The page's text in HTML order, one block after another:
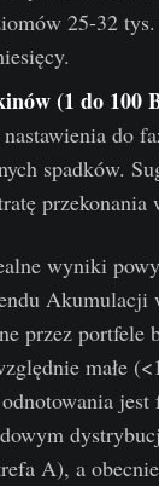
25-32
(1 do 100
do
spadków.
przekonania
wyniki
Akumulacji
przez portfele
małe
A), a